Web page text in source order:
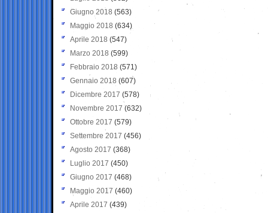
Giugno 2018 (563)
Maggio 2018 (634)
Aprile 2018 (547)
Marzo 2018 (599)
Febbraio 2018 (571)
Gennaio 2018 (607)
Dicembre 2017 (578)
Novembre 2017 (632)
Ottobre 2017 (579)
Settembre 2017 (456)
Agosto 2017 (368)
Luglio 2017 (450)
Giugno 2017 (468)
Maggio 2017 (460)
Aprile 2017 (439)